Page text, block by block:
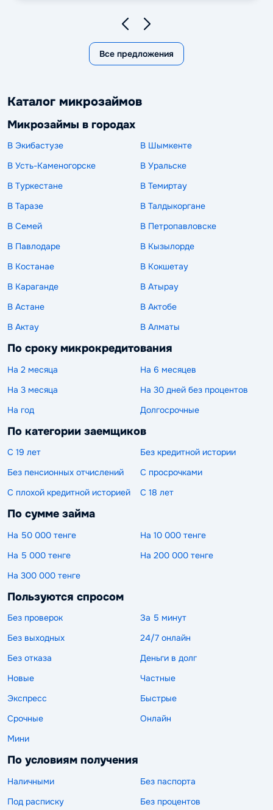
Все предложения
Каталог микрозаймов
Микрозаймы в городах
В Экибастузе
В Шымкенте
В Усть-Каменогорске
В Уральске
В Туркестане
В Темиртау
В Таразе
В Талдыкоргане
В Семей
В Петропавловске
В Павлодаре
В Кызылорде
В Костанае
В Кокшетау
В Караганде
В Атырау
В Астане
В Актобе
В Актау
В Алматы
По сроку микрокредитования
На 2 месяца
На 6 месяцев
На 3 месяца
На 30 дней без процентов
На год
Долгосрочные
По категории заемщиков
С 19 лет
Без кредитной истории
Без пенсионных отчислений
С просрочками
С плохой кредитной историей
С 18 лет
По сумме займа
На 50 000 тенге
На 10 000 тенге
На 5 000 тенге
На 200 000 тенге
На 300 000 тенге
Пользуются спросом
Без проверок
За 5 минут
Без выходных
24/7 онлайн
Без отказа
Деньги в долг
Новые
Частные
Экспресс
Быстрые
Срочные
Онлайн
Мини
По условиям получения
Наличными
Без паспорта
Под расписку
Без процентов